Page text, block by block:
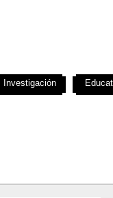
Investigación